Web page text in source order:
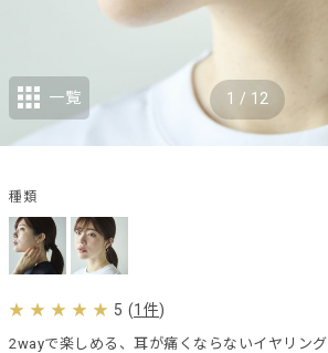
2wayで楽しめる、耳が痛くならないイヤリング
5 (1件)
1 / 12
一覧
種類